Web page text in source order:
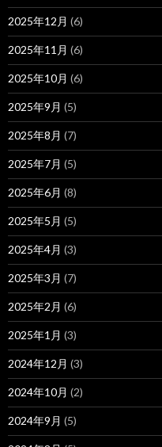
2025年12月 (6)
2025年11月 (6)
2025年10月 (6)
2025年9月 (5)
2025年8月 (7)
2025年7月 (5)
2025年6月 (8)
2025年5月 (5)
2025年4月 (3)
2025年3月 (7)
2025年2月 (6)
2025年1月 (3)
2024年12月 (3)
2024年10月 (2)
2024年9月 (5)